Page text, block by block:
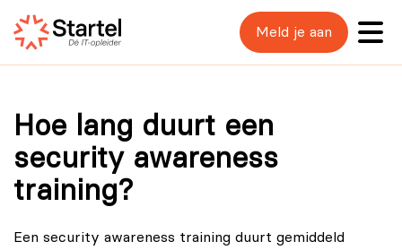
Meld je aan
Hoe lang duurt een
security awareness
training?
Een security awareness training duurt gemiddeld